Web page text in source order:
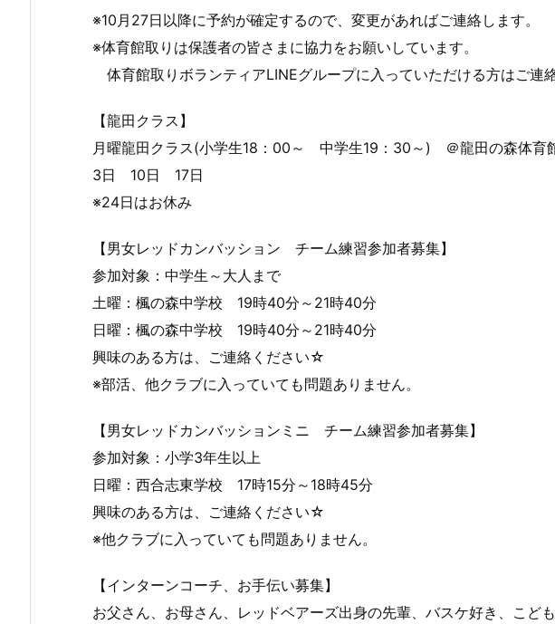
※10月27日以降に予約が確定するので、変更があればご連絡します。
※体育館取りは保護者の皆さまに協力をお願いしています。
体育館取りボランティアLINEグループに入っていただける方はご連
【龍田クラス】
月曜龍田クラス(小学生18：00～ 中学生19：30～) ＠龍田の森体育
3日 10日 17日
※24日はお休み
【男女レッドカンバッション チーム練習参加者募集】
参加対象：中学生～大人まで
土曜：楓の森中学校 19時40分～21時40分
日曜：楓の森中学校 19時40分～21時40分
興味のある方は、ご連絡ください☆
※部活、他クラブに入っていても問題ありません。
【男女レッドカンバッションミニ チーム練習参加者募集】
参加対象：小学3年生以上
日曜：西合志東学校 17時15分～18時45分
興味のある方は、ご連絡ください☆
※他クラブに入っていても問題ありません。
【インターンコーチ、お手伝い募集】
お父さん、お母さん、レッドベアーズ出身の先輩、バスケ好き、こど